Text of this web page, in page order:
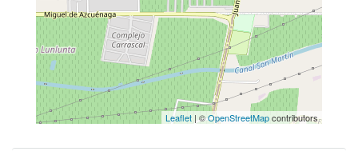
Leaflet | ©OpenStreetMapcontributors